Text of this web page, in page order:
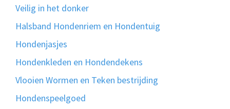
Veilig in het donker
Halsband Hondenriem en Hondentuig
Hondenjasjes
Hondenkleden en Hondendekens
Vlooien Wormen en Teken bestrijding
Hondenspeelgoed